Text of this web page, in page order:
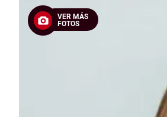
VER MÁS
FOTOS